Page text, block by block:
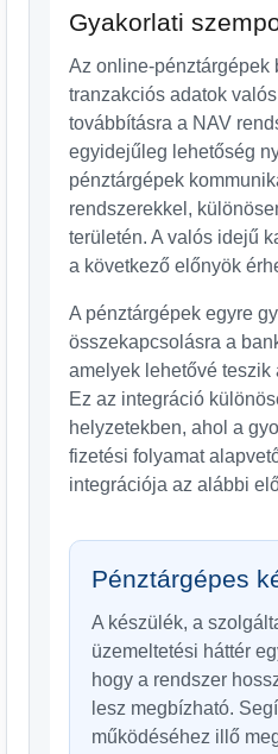
Gyakorlati
Az online-pénztárgépek
tranzakciós adatok
továbbításra a NAV
egyidejűleg lehetőség
pénztárgépek
rendszerekkel,
területén. A valós idejű
a következő előnyök
A pénztárgépek egyre
összekapcsolásra a
amelyek lehetővé teszik
Ez az integráció
helyzetekben, ahol a
fizetési folyamat
integrációja az alábbi
Pénztárgépes
A készülék, a
üzemeltetési háttér
hogy a rendszer
lesz megbízható.
működéséhez illő